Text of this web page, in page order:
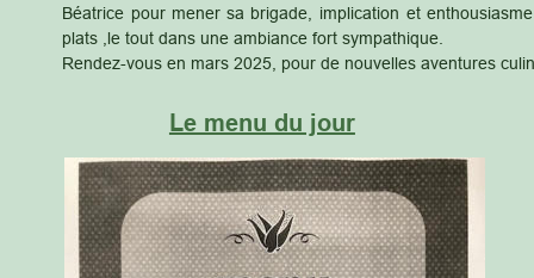
Le menu du jour
Béatrice pour mener sa brigade, implication et enthousiasme
plats ,le tout dans une ambiance fort sympathique.
Rendez-vous en mars 2025, pour de nouvelles aventures